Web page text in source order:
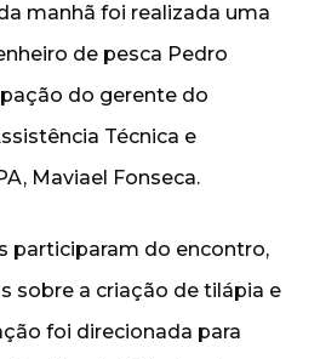
manhã foi realizada uma
de pesca Pedro
do gerente do
Técnica e
Maviael Fonseca.
participaram do encontro,
sobre a criação de tilápia e
foi direcionada para